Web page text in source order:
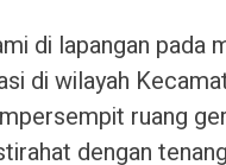
di lapangan pada
di wilayah
ruang
dengan